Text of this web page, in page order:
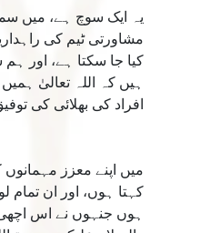
یہ ایک سوچ ہے، میں
مشاورتی ٹیم کی
کیا جا سکتا ہے، اور
ہیں کہ اللہ تعالیٰ
افراد کی بھلائی کی
میں اپنے معزز
کہتا ہوں، اور ان تمام
ہوں جنہوں نے اس اچھی